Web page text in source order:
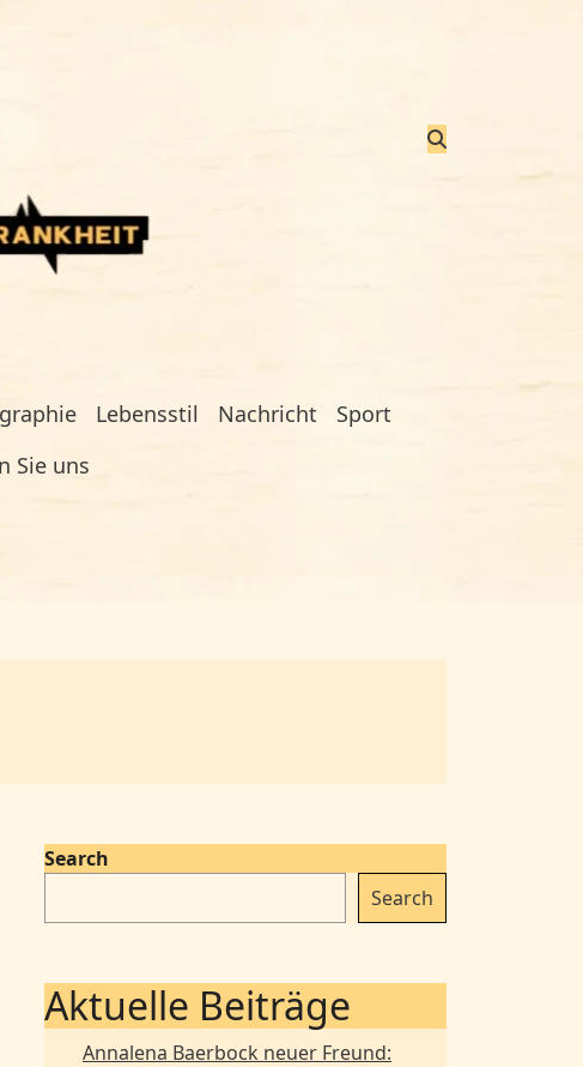
Lebensstil Nachricht
Sport
Sie uns
Search
Search
Aktuelle Beiträge
Annalena Baerbock neuer Freund: